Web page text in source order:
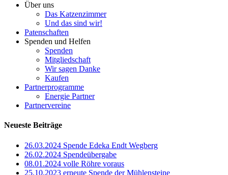
Über uns
Das Katzenzimmer
Und das sind wir!
Patenschaften
Spenden und Helfen
Spenden
Mitgliedschaft
Wir sagen Danke
Kaufen
Partnerprogramme
Energie Partner
Partnervereine
Neueste Beiträge
26.03.2024 Spende Edeka Endt Wegberg
26.02.2024 Spendeübergabe
08.01.2024 volle Röhre voraus
25.10.2023 erneute Spende der Mühlensteine